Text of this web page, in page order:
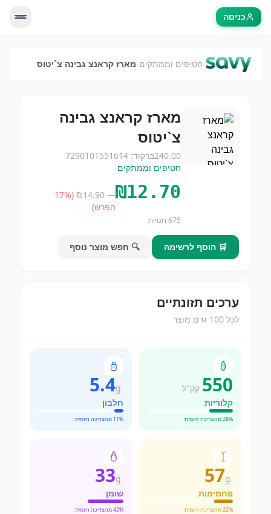
כניסה
›חטיפים וממתקים›מארז קראנצ גבינה צ`יטוס
מארז קראנצ גבינה
צ`יטוס
240.00ברקוד: 7290101551614
חטיפים וממתקים
₪12.70
— ₪
14.90
(
17%
הפרש)
675 חנויות
🛒 הוסף לרשימה 🔍 חפש מוצר נוסף
ערכים תזונתיים
לכל 100 גרם מוצר
550 קק"ל
קלוריות
28% מהצריכה היומית
5.4g
חלבון
11% מהצריכה היומית
57g
פחמימות
22% מהצריכה היומית
33g
שומן
42% מהצריכה היומית